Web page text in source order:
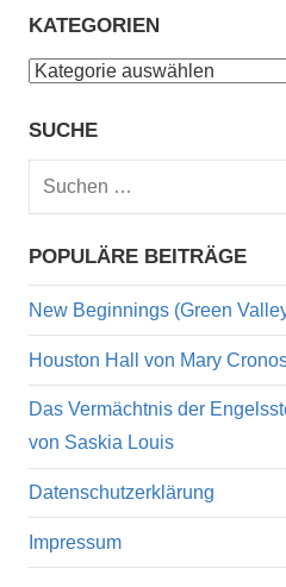
KATEGORIEN
Kategorien
SUCHE
Suchen
POPULÄRE BEITRÄGE
New Beginnings (Green
Houston Hall von Mary
Das Vermächtnis der
von Saskia Louis
Datenschutzerklärung
Impressum